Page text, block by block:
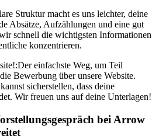
Struktur macht es uns leichter, deine
Absätze, Aufzählungen und eine gut
schnell die wichtigsten Informationen
konzentrieren.
Der einfachste Weg, um Teil
Bewerbung über unsere Website.
sicherstellen, dass deine
Wir freuen uns auf deine Unterlagen!
bei Arrow